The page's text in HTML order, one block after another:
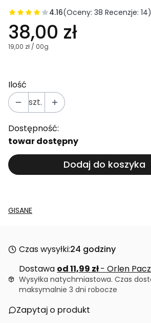
4.16(Oceny: 38 Recenzje: 14)
38,00 zł
19,00 zł / 00g
Ilość
szt.
Dostępność:
towar dostępny
Dodaj do koszyka
GISANE
Czas wysyłki:24 godziny
Dostawa od 11,99 zł- Orlen
Wysyłka natychmiastowa. Czas
maksymalnie 3 dni robocze
Zapytaj o produkt